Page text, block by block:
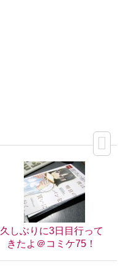
久しぶりに3日目行って
きたよ＠コミケ75！